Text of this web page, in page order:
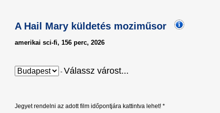
A Hail Mary küldetés moziműsor
amerikai sci-fi, 156 perc, 2026
- Válassz várost...
Jegyet rendelni az adott film időpontjára kattintva lehet! *